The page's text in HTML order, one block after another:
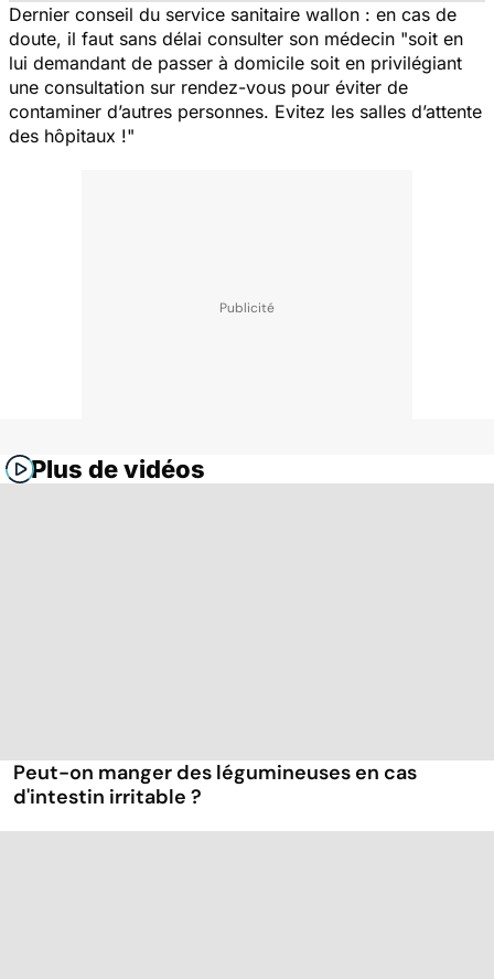
Dernier conseil du service sanitaire wallon : en cas de
doute, il faut sans délai consulter son médecin "soit en
lui demandant de passer à domicile soit en privilégiant
une consultation sur rendez-vous pour éviter de
contaminer d’autres personnes. Evitez les salles d’attente
des hôpitaux !"
Plus de vidéos
Peut-on manger des légumineuses en cas
d'intestin irritable ?